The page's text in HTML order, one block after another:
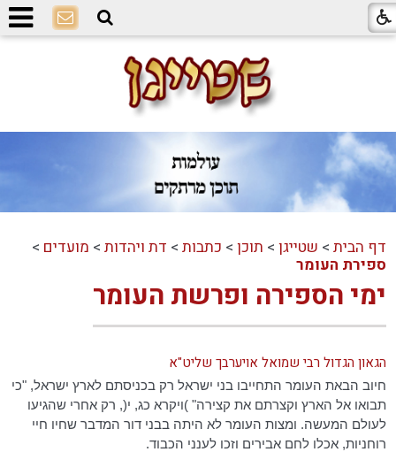
דף הבית > שטייגן > תוכן > כתבות > דת ויהדות > מועדים >
ספירת העומר
ימי הספירה ופרשת העומר
הגאון הגדול רבי שמואל אויערבך שליט"א
חיוב הבאת העומר התחייבו בני ישראל רק בכניסתם לארץ ישראל, "כי
תבואו אל הארץ וקצרתם את קצירה" )ויקרא כג, י(, רק אחרי שהגיעו
לעולם המעשה. ומצות העומר לא היתה בבני דור המדבר שחיו חיי
רוחניות, אכלו לחם אבירים וזכו לענני הכבוד.